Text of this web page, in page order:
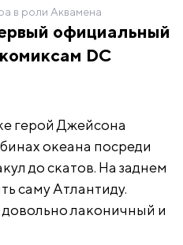
в роли Аквамена
официальный
DC
герой Джейсона
океана посреди
до скатов. На заднем
саму Атлантиду.
довольно лаконичный и